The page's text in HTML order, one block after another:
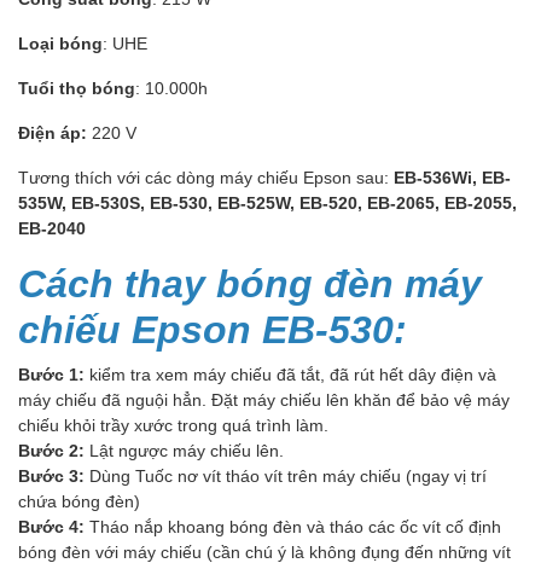
Loại bóng: UHE
Tuổi thọ bóng: 10.000h
Điện áp: 220 V
Tương thích với các dòng máy chiếu Epson sau: EB-536Wi, EB-
535W, EB-530S, EB-530, EB-525W, EB-520, EB-2065, EB-2055,
EB-2040
Cách thay bóng đèn máy
chiếu Epson EB-530:
Bước 1: kiểm tra xem máy chiếu đã tắt, đã rút hết dây điện và
máy chiếu đã nguội hẳn. Đặt máy chiếu lên khăn để bảo vệ máy
chiếu khỏi trầy xước trong quá trình làm.
Bước 2: Lật ngược máy chiếu lên.
Bước 3: Dùng Tuốc nơ vít tháo vít trên máy chiếu (ngay vị trí
chứa bóng đèn)
Bước 4: Tháo nắp khoang bóng đèn và tháo các ốc vít cố định
bóng đèn với máy chiếu (cần chú ý là không đụng đến những vít